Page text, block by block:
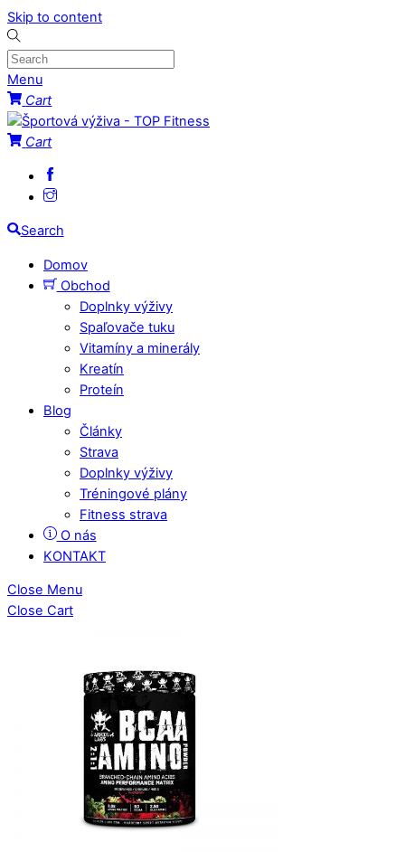
Skip to content
Menu
Cart
Cart
Search
Domov
Obchod
Doplnky výživy
Spaľovače tuku
Vitamíny a minerály
Kreatín
Proteín
Blog
Články
Strava
Doplnky výživy
Tréningové plány
Fitness strava
O nás
KONTAKT
Close Menu
Close Cart